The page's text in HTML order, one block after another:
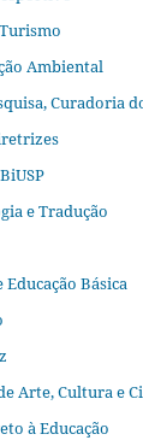
Ambiental
Curadoria
e Tradução
Básica
Arte, Cultura e
à Educação